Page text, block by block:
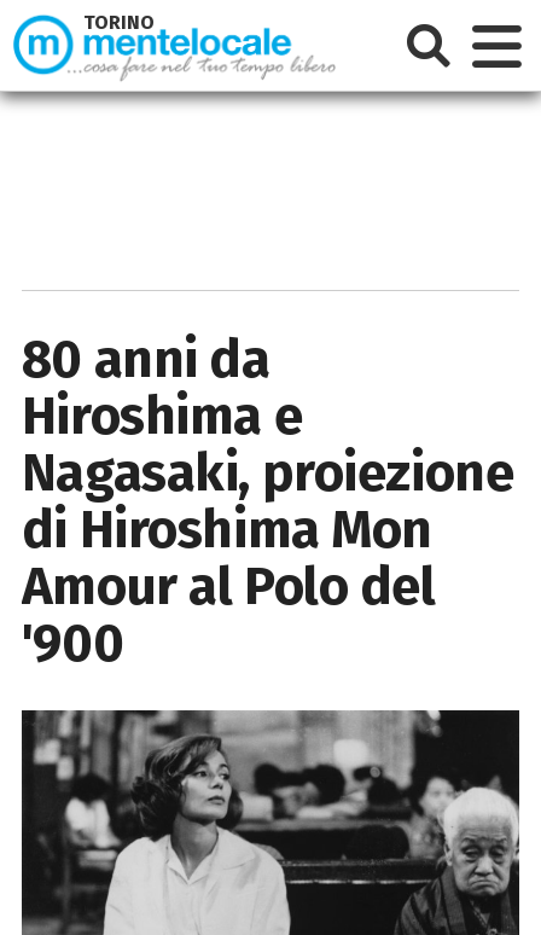
80 anni da
Hiroshima e
Nagasaki, proiezione
di Hiroshima Mon
Amour al Polo del
'900
TORINO